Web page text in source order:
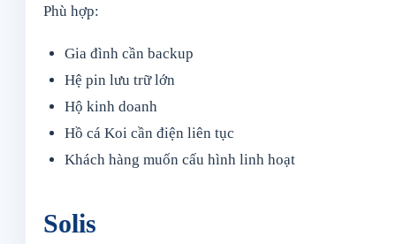
Phù hợp:
Gia đình cần backup
Hệ pin lưu trữ lớn
Hộ kinh doanh
Hồ cá Koi cần điện liên tục
Khách hàng muốn cấu hình linh hoạt
Solis